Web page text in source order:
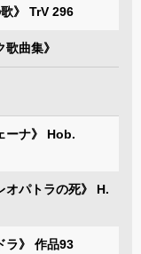
》 TrV 296
曲集》
ーナ》 Hob.
オパトラの死》 H.
ラ》 作品93